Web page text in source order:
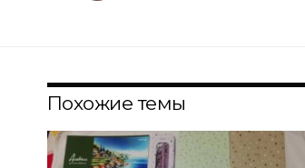
Похожие темы